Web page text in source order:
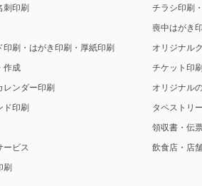
刺印刷
印刷・はがき印刷・厚紙印刷
作成
レンダー印刷
ド印刷
ービス
刷
チラシ印刷
喪中はがき
オリジナル
チケット印刷
オリジナル
タペストリ
領収書・伝
飲食店・店